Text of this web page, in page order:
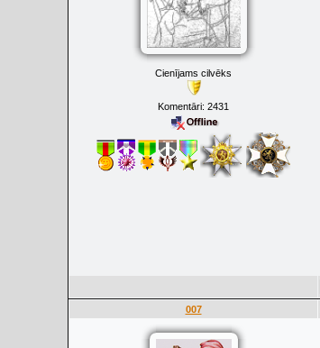
Cienījams cilvēks
Komentāri: 2431
007